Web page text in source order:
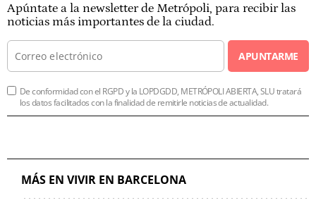
Apúntate a la newsletter de Metrópoli, para recibir las
noticias más importantes de la ciudad.
APUNTARME
De conformidad con el RGPD y la LOPDGDD, METRÓPOLI ABIERTA, SLU tratará
los datos facilitados con la finalidad de remitirle noticias de actualidad.
MÁS EN VIVIR EN BARCELONA